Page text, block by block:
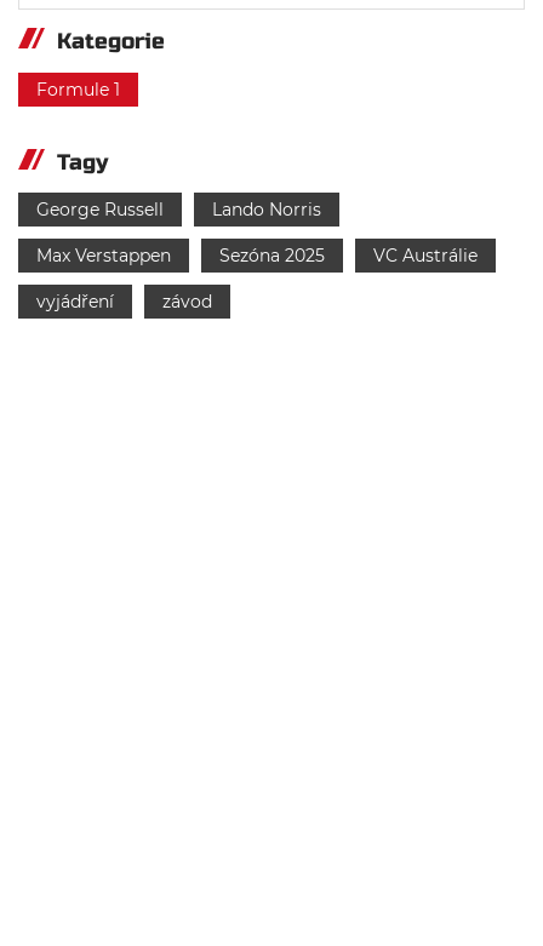
Kategorie
Formule 1
Tagy
George Russell Lando Norris
Max Verstappen Sezóna 2025 VC Austrálie
vyjádření závod